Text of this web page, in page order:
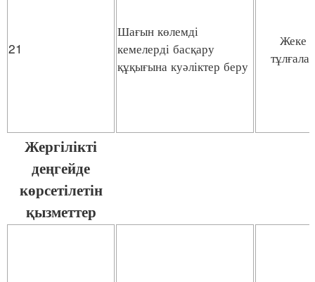
21
Шағын көлемді
кемелерді басқару
құқығына куәліктер беру
Жеке
тұлғалар
Жергілікті
деңгейде
көрсетілетін
қызметтер